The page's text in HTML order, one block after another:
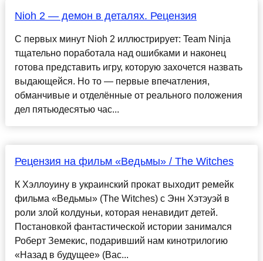
Nioh 2 — демон в деталях. Рецензия
С первых минут Nioh 2 иллюстрирует: Team Ninja
тщательно поработала над ошибками и наконец
готова представить игру, которую захочется назвать
выдающейся. Но то — первые впечатления,
обманчивые и отделённые от реального положения
дел пятьюдесятью час...
Рецензия на фильм «Ведьмы» / The Witches
К Хэллоуину в украинский прокат выходит ремейк
фильма «Ведьмы» (The Witches) с Энн Хэтэуэй в
роли злой колдуньи, которая ненавидит детей.
Постановкой фантастической истории занимался
Роберт Земекис, подаривший нам кинотрилогию
«Назад в будущее» (Bac...